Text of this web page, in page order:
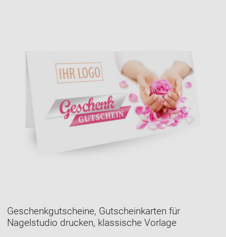
Geschenkgutscheine, Gutscheinkarten für
Nagelstudio drucken, klassische Vorlage